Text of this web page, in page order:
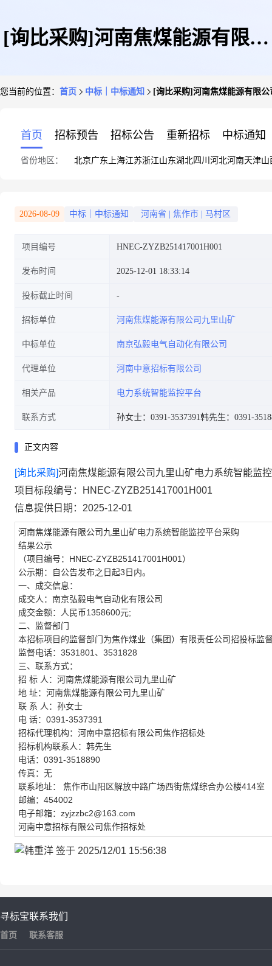
[询比采购]河南焦煤能源有限公
您当前的位置： 首页 中标｜中标通知 [询比采购]河南焦煤能源有限
首页 招标预告 招标公告 重新招标 中标通知
省份地区： 北京广东 上海江苏浙江山东湖北四川 河北河南天津山
2026-08-09 中标｜中标通知 河南省 焦作市 马村区
项目编号 HNEC-ZYZB251417001H001
发布时间 2025-12-01 18:33:14
投标截止时间
招标单位 河南焦煤能源有限公司九里山矿
中标单位 南京弘毅电气自动化有限公司
代理单位 河南中意招标有限公司
相关产品 电力系统智能监控平台
联系方式 孙女士：0391-3537391韩先生：0391-
正文内容
[询比采购]河南焦煤能源有限公司九里山矿电力系统智能监
项目标段编号：HNEC-ZYZB251417001H001
信息提供日期：2025-12-01
河南焦煤能源有限公司九里山矿电力系统智能监控平台采购
结果公示
（项目编号： HNEC-ZYZB251417001H001 ）
公示期：自公告发布之日起3 日内。
一、成交信息：
成交人：南京弘毅电气自动化有限公司
成交金额：人民币1358600元;
二、监督部门
本招标项目的监督部门为焦作煤业（集团）有限责任公司招投标监
监督电话： 3531801 、 3531828
三、 联系方式：
招 标 人：河南焦煤能源有限公司九里山矿
地 址：河南焦煤能源有限公司九里山矿
联 系 人：孙女士
电 话： 0391-3537391
招标代理机构：河南中意招标有限公司焦作招标处
招标机构联系人：韩先生
电话： 0391-3518890
传真：无
联系地址： 焦作市山阳区解放中路广场西街焦煤综合办公楼414室
邮编： 454002
电子邮箱： zyjzzbc2@163.com
河南中意招标有限公司焦作招标处
寻标宝
首页
联系我们
联系客服